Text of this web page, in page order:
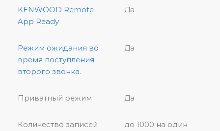
KENWOOD Remote
App Ready
Да
Режим ожидания во
время поступления
второго звонка.
Да
Приватный режим Да
Количество записей
до 1000 на один